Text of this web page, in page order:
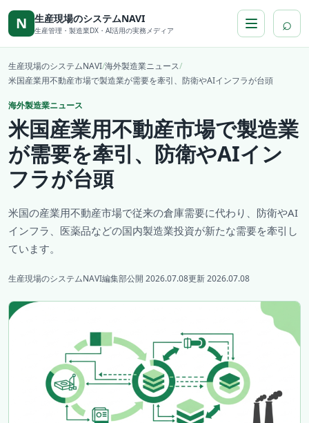
本文へ移動
N 生産現場のシステムNAVI
生産管理・製造業DX・AI活用の実務メディア ⌕
生産現場のシステムNAVI/海外製造業ニュース/
米国産業用不動産市場で製造業が需要を牽引、防衛やAIインフラが台頭
海外製造業ニュース
米国産業用不動産市場で製造業
が需要を牽引、防衛やAIイン
フラが台頭
米国の産業用不動産市場で従来の倉庫需要に代わり、防衛やAI
インフラ、医薬品などの国内製造業投資が新たな需要を牽引し
ています。
生産現場のシステムNAVI編集部公開 2026.07.08更新 2026.07.08